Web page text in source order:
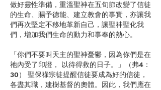
做好靈性準備，重溫聖神在五旬節改變了信徒
的生命、賜予德能、建立教會的事實，亦讓我
們再次堅定不移地革新自己，讓聖神聖化我
們，增加我們生命的動力和事奉的熱心。
「你們不要叫天主的聖神憂鬱，因為你們是在
祂內受了印證， 以待得救的日子。」（弗4：
30） 聖保祿宗徒提醒信徒要成為好的信徒，
各盡其職，建樹基督的奧體。因此，我們應在